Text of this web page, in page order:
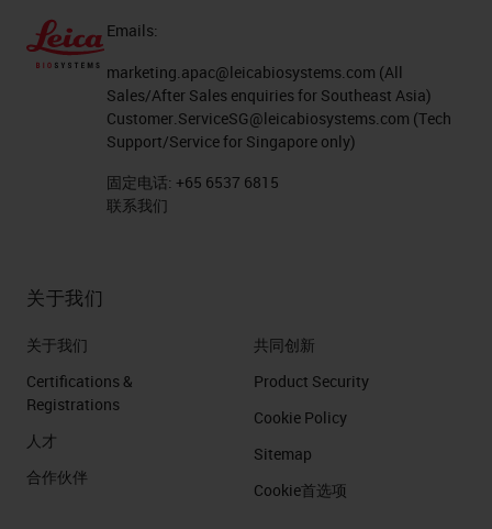
Emails:
marketing.apac@leicabiosystems.com (All
Sales/After Sales enquiries for Southeast Asia)
Customer.ServiceSG@leicabiosystems.com (Tech
Support/Service for Singapore only)
固定电话: +65 6537 6815
联系我们
关于我们
关于我们
Certifications &
Registrations
人才
合作伙伴
共同创新
Product Security
Cookie Policy
Sitemap
Cookie首选项